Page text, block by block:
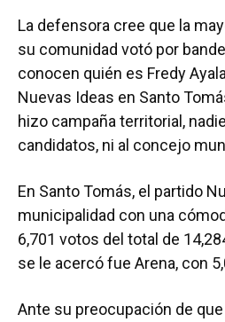
La defensora cree que la
su comunidad votó por
conocen quién es Fredy
Nuevas Ideas en Santo
hizo campaña territorial,
candidatos, ni al concejo
En Santo Tomás, el partido
municipalidad con una
6,701 votos del total de
se le acercó fue Arena, con
Ante su preocupación de